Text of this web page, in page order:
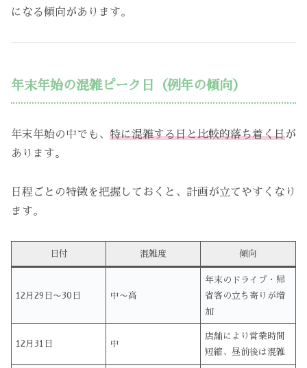
になる傾向があります。
年末年始の混雑ピーク日（例年の傾向）
年末年始の中でも、 特に混雑する日と比較的落ち着く日が
あります。
日程ごとの特徴を把握しておくと、計画が立てやすくなり
ます。
日付 混雑度 傾向
12月29日〜30日 中〜高
年末のドライブ・帰
省客の立ち寄りが増
加
12月31日 中
店舗により営業時間
短縮、昼前後は混雑